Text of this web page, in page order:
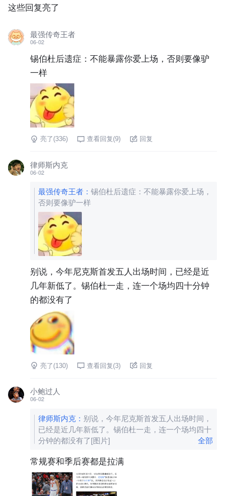
这些回复亮了
最强传奇王者
06-02
锡伯杜后遗症：不能暴露你爱上场，否则要像驴
一样
亮了(336) 查看回复(9) 回复
律师斯内克
06-02
最强传奇王者 ： 锡伯杜后遗症：不能暴露你爱上场，
否则要像驴一样
别说，今年尼克斯首发五人出场时间，已经是近
几年新低了。锡伯杜一走，连一个场均四十分钟
的都没有了
亮了(130) 查看回复(3) 回复
小鲍过人
06-02
律师斯内克 ： 别说，今年尼克斯首发五人出场时间，
已经是近几年新低了。锡伯杜一走，连一个场均四十
分钟的都没有了[图片] 全部
常规赛和季后赛都是拉满